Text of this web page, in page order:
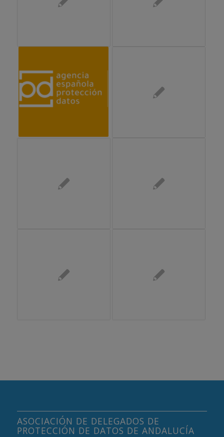
ASOCIACIÓN DE DELEGADOS DE
PROTECCIÓN DE DATOS DE ANDALUCÍA